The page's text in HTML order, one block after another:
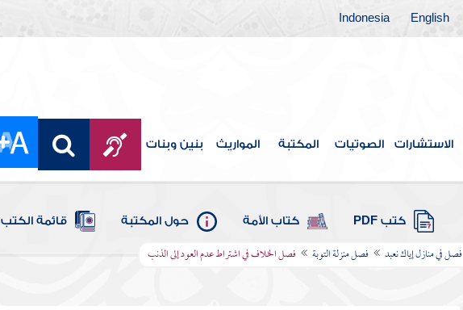
English
Indonesia
الاستشارات الصوتيات المكتبة المواريث بنين وبنات
كتب PDF كتاب الأمة حول المكتبة قائمة الكتب
فصل في منازل إياك نعبد فصل منزلة التوبة فصل الخلاف في اشتراط عدم العود إلى الذنب